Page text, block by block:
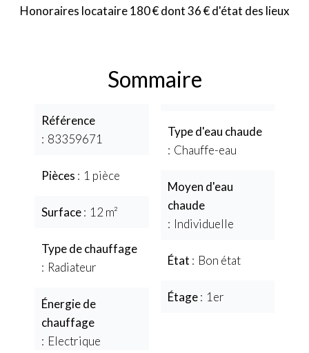
Honoraires locataire 180 € dont 36 € d'état des lieux
Sommaire
Référence
83359671
Pièces 1 pièce
Surface 12 m²
Type de chauffage
Radiateur
Énergie de
chauffage
Electrique
Type d'eau chaude
Chauffe-eau
Moyen d'eau
chaude
Individuelle
État Bon état
Étage 1er